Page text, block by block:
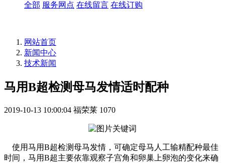
全部 服务网点 在线留言 在线订购
网站首页
新闻中心
技术新闻
马用B超检测母马发情适时配种
2019-10-13 10:00:04 福荣莱 1070
使用马用B超检测母马发情，可确定母马人工输精配种最佳
时间，马用B超主要依靠观察子宫角和卵巢上卵泡的变化来确